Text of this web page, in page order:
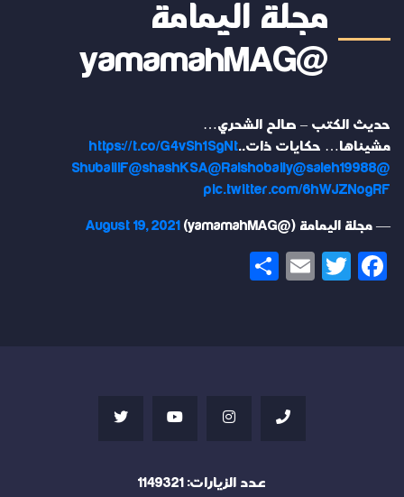
مجلة اليمامة
@yamamahMAG
حديث الكتب – صالح الشحري…
مشيناها… حكايات ذات..https://t.co/G4vSh1SgNt
@saleh19988
@Ralshobaily
@shashKSA
@ShubailiF
pic.twitter.com/6hWJZNogRF
— مجلة اليمامة (@yamamahMAG) August 19, 2021
Facebook
Twitter
Email
عدد الزيارات: 1149321